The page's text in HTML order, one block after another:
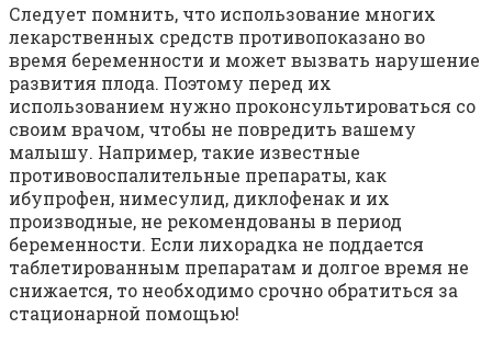
Следует помнить, что использование многих
лекарственных средств противопоказано во
время беременности и может вызвать нарушение
развития плода. Поэтому перед их
использованием нужно проконсультироваться со
своим врачом, чтобы не повредить вашему
малышу. Например, такие известные
противовоспалительные препараты, как
ибупрофен, нимесулид, диклофенак и их
производные, не рекомендованы в период
беременности. Если лихорадка не поддается
таблетированным препаратам и долгое время не
снижается, то необходимо срочно обратиться за
стационарной помощью!